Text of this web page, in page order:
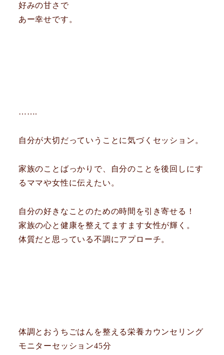
好みの甘さで
あー幸せです。
…….
自分が大切だっていうことに気づくセッション。
家族のことばっかりで、自分のことを後回しにす
るママや女性に伝えたい。
自分の好きなことのための時間を引き寄せる！
家族の心と健康を整えてますます女性が輝く。
体質だと思っている不調にアプローチ。
体調とおうちごはんを整える栄養カウンセリング
モニターセッション45分